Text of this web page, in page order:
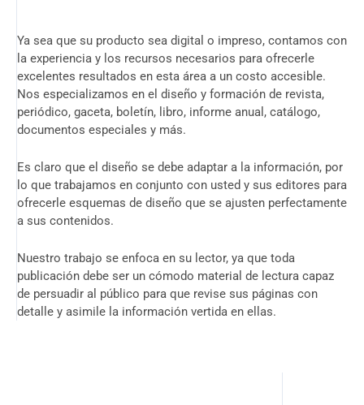
Ya sea que su producto sea digital o impreso, contamos con
la experiencia y los recursos necesarios para ofrecerle
excelentes resultados en esta área a un costo accesible.
Nos especializamos en el diseño y formación de revista,
periódico, gaceta, boletín, libro, informe anual, catálogo,
documentos especiales y más.
Es claro que el diseño se debe adaptar a la información, por
lo que trabajamos en conjunto con usted y sus editores para
ofrecerle esquemas de diseño que se ajusten perfectamente
a sus contenidos.
Nuestro trabajo se enfoca en su lector, ya que toda
publicación debe ser un cómodo material de lectura capaz
de persuadir al público para que revise sus páginas con
detalle y asimile la información vertida en ellas.